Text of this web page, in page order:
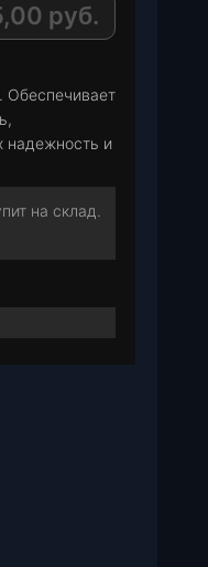
руб.
Обеспечивает
надежность и
на склад.